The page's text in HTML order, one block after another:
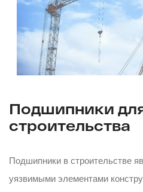
Подшипники
строительства
Подшипники в строительстве
уязвимыми элементами